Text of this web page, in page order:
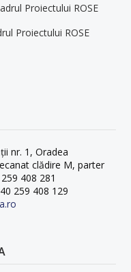
Proiectului ROSE
Proiectului ROSE
nr. 1, Oradea
clădire M, parter
408 281
259 408 129